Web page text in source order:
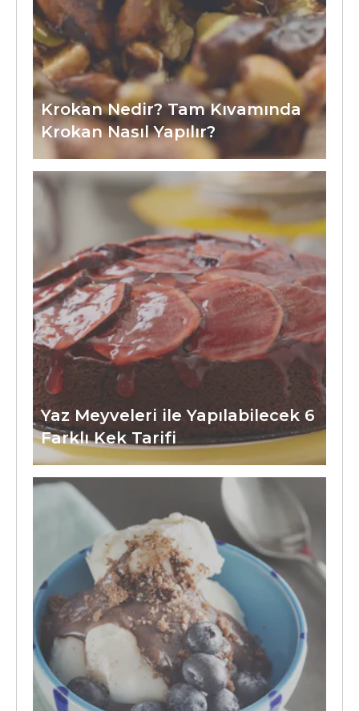
Krokan Nedir? Tam Kıvamında
Krokan Nasıl Yapılır?
Yaz Meyveleri ile Yapılabilecek 6
Farklı Kek Tarifi